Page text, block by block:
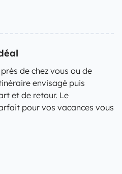
de chez vous ou de
envisagé puis
et de retour. Le
pour vos vacances vous